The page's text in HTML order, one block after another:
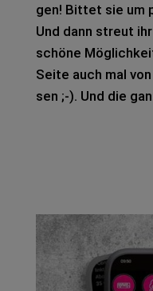
gen! Bit­tet sie um
Und dann streut
schö­ne
Seite auch mal
sen ;-). Und die